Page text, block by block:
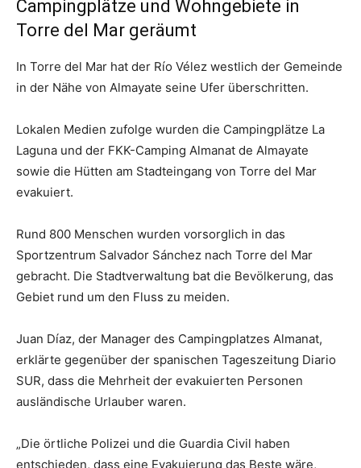
Campingplätze und Wohngebiete in
Torre del Mar geräumt
In Torre del Mar hat der Río Vélez westlich der Gemeinde
in der Nähe von Almayate seine Ufer überschritten.
Lokalen Medien zufolge wurden die Campingplätze La
Laguna und der FKK-Camping Almanat de Almayate
sowie die Hütten am Stadteingang von Torre del Mar
evakuiert.
Rund 800 Menschen wurden vorsorglich in das
Sportzentrum Salvador Sánchez nach Torre del Mar
gebracht. Die Stadtverwaltung bat die Bevölkerung, das
Gebiet rund um den Fluss zu meiden.
Juan Díaz, der Manager des Campingplatzes Almanat,
erklärte gegenüber der spanischen Tageszeitung Diario
SUR, dass die Mehrheit der evakuierten Personen
ausländische Urlauber waren.
„Die örtliche Polizei und die Guardia Civil haben
entschieden, dass eine Evakuierung das Beste wäre,